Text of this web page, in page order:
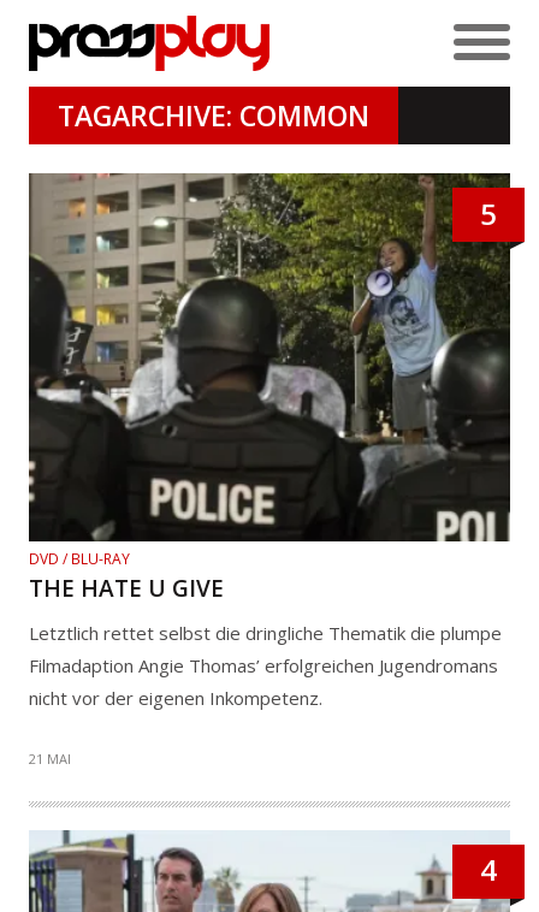
TAGARCHIVE: COMMON
5
DVD / BLU-RAY
THE HATE U GIVE
Letztlich rettet selbst die dringliche Thematik die plumpe
Filmadaption Angie Thomas’ erfolgreichen Jugendromans
nicht vor der eigenen Inkompetenz.
21 MAI
4